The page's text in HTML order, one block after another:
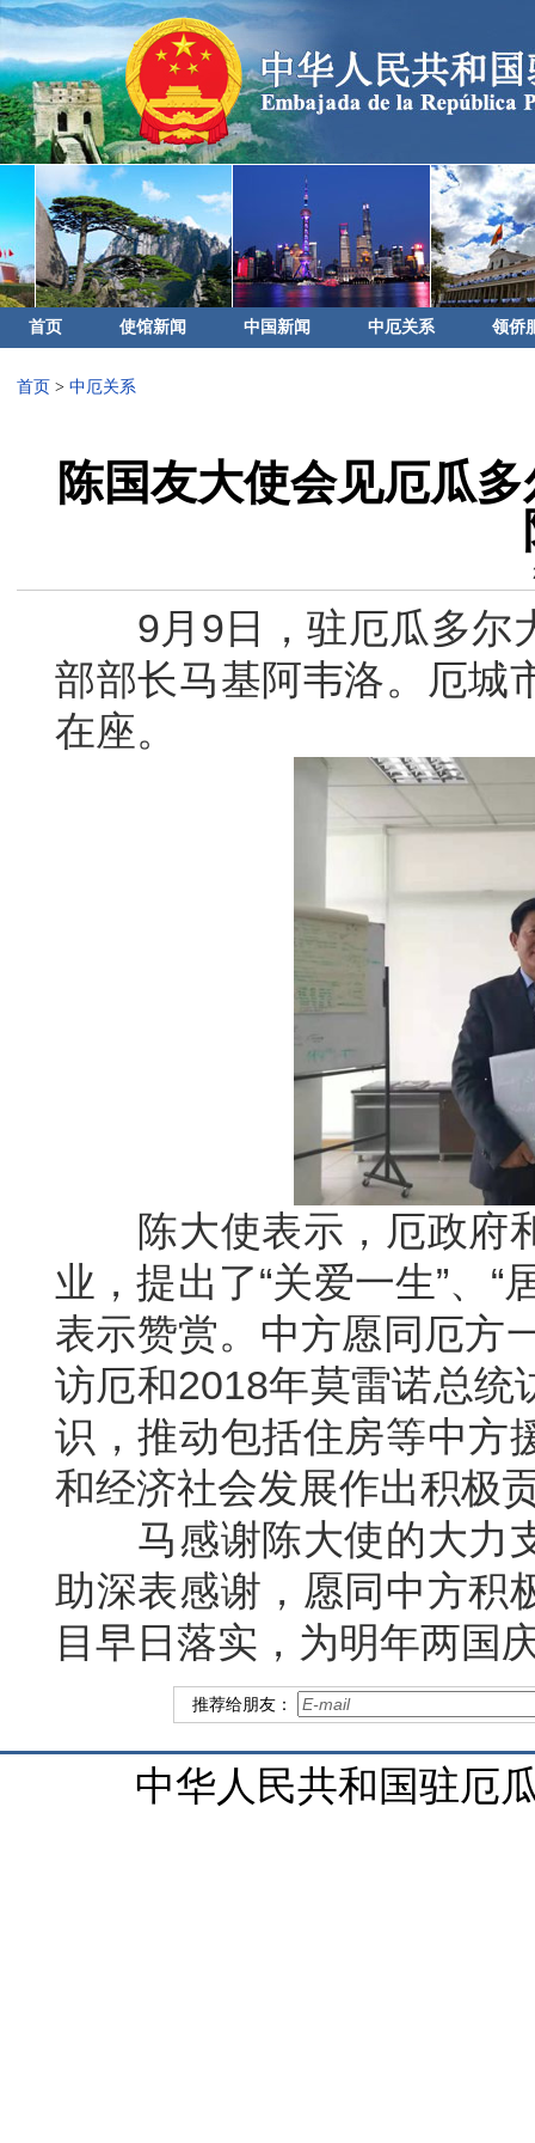
首页 使馆新闻 中国新闻 中厄关系 领侨
首页 > 中厄关系
陈国友大使会见厄瓜
9月9日，驻厄瓜多尔
部部长马基阿韦洛。厄城
在座。
陈大使表示，厄政府和
业，提出了“关爱一生”、
表示赞赏。中方愿同厄方
访厄和2018年莫雷诺总统
识，推动包括住房等中方
和经济社会发展作出积极
马感谢陈大使的大力支
助深表感谢，愿同中方积
目早日落实，为明年两国
推荐给朋友：
中华人民共和国驻厄